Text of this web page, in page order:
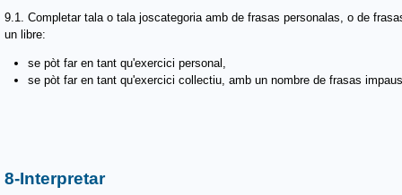
9.1. Completar tala o tala joscategoria amb de frasas personalas, o de
un libre:
se pòt far en tant qu'exercici personal,
se pòt far en tant qu'exercici collectiu, amb un nombre de frasas
8-Interpretar